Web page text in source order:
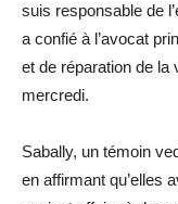
suis responsable de
a confié à l’avocat
et de réparation de
mercredi.
Sabally, un témoin
en affirmant qu’elles